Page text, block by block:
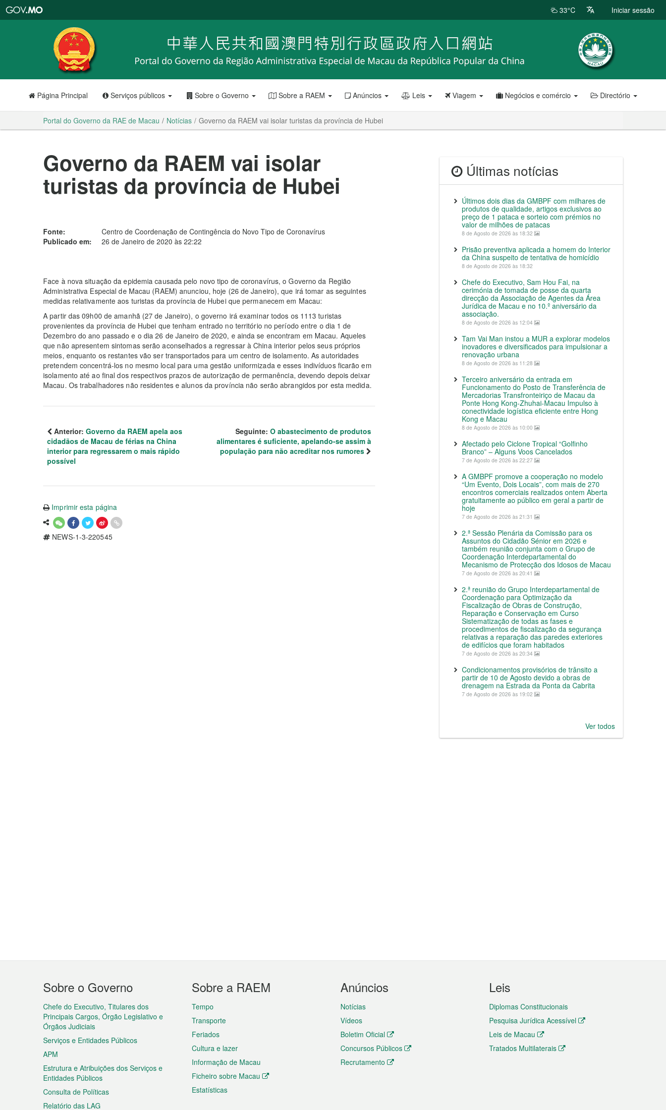
RAE
de
Macau
33°C Iniciar sessão
Página Principal Serviços públicos Sobre o Governo Sobre a RAEM Anúncios Leis Viagem Negócios e comércio Directório
Portal do Governo da RAE de Macau Notícias Governo da RAEM vai isolar turistas da província de Hubei
Governo da RAEM vai isolar
turistas da província de Hubei
Fonte:
Centro de Coordenação de Contingência do Novo Tipo de Coronavírus
Publicado em:
26 de Janeiro de 2020 às 22:22
Face à nova situação da epidemia causada pelo novo tipo de coronavírus, o Governo da Região
Administrativa Especial de Macau (RAEM) anunciou, hoje (26 de Janeiro), que irá tomar as seguintes
medidas relativamente aos turistas da província de Hubei que permanecem em Macau:
A partir das 09h00 de amanhã (27 de Janeiro), o governo irá examinar todos os 1113 turistas
provenientes da província de Hubei que tenham entrado no território no período entre o dia 1 de
Dezembro do ano passado e o dia 26 de Janeiro de 2020, e ainda se encontram em Macau. Aqueles
que não apresentem sintomas serão aconselhados a regressar à China interior pelos seus próprios
meios, enquanto os restantes vão ser transportados para um centro de isolamento. As autoridades
pretendem concentrá-los no mesmo local para uma gestão uniformizada e esses indivíduos ficarão em
isolamento até ao final dos respectivos prazos de autorização de permanência, devendo depois deixar
Macau. Os trabalhadores não residentes e alunos da província não serão abrangidos por esta medida.
Anterior: Governo da RAEM apela aos
cidadãos de Macau de férias na China
interior para regressarem o mais rápido
possível
Seguinte: O abastecimento de produtos
alimentares é suficiente, apelando-se assim à
população para não acreditar nos rumores
Imprimir esta página
NEWS-1-3-220545
Últimas notícias
Últimos dois dias da GMBPF com milhares de
produtos de qualidade, artigos exclusivos ao
preço de 1 pataca e sorteio com prémios no
valor de milhões de patacas
8 de Agosto de 2026 às 18:32
Prisão preventiva aplicada a homem do Interior
da China suspeito de tentativa de homicídio
8 de Agosto de 2026 às 18:32
Chefe do Executivo, Sam Hou Fai, na
cerimónia de tomada de posse da quarta
direcção da Associação de Agentes da Área
Jurídica de Macau e no 10.º aniversário da
associação.
8 de Agosto de 2026 às 12:04
Tam Vai Man instou a MUR a explorar modelos
inovadores e diversificados para impulsionar a
renovação urbana
8 de Agosto de 2026 às 11:28
Terceiro aniversário da entrada em
Funcionamento do Posto de Transferência de
Mercadorias Transfronteiriço de Macau da
Ponte Hong Kong-Zhuhai-Macau Impulso à
conectividade logística eficiente entre Hong
Kong e Macau
8 de Agosto de 2026 às 10:00
Afectado pelo Ciclone Tropical “Golfinho
Branco” – Alguns Voos Cancelados
7 de Agosto de 2026 às 22:27
A GMBPF promove a cooperação no modelo
“Um Evento, Dois Locais”, com mais de 270
encontros comerciais realizados ontem Aberta
gratuitamente ao público em geral a partir de
hoje
7 de Agosto de 2026 às 21:31
2.ª Sessão Plenária da Comissão para os
Assuntos do Cidadão Sénior em 2026 e
também reunião conjunta com o Grupo de
Coordenação Interdepartamental do
Mecanismo de Protecção dos Idosos de Macau
7 de Agosto de 2026 às 20:41
2.ª reunião do Grupo Interdepartamental de
Coordenação para Optimização da
Fiscalização de Obras de Construção,
Reparação e Conservação em Curso
Sistematização de todas as fases e
procedimentos de fiscalização da segurança
relativas a reparação das paredes exteriores
de edifícios que foram habitados
7 de Agosto de 2026 às 20:34
Condicionamentos provisórios de trânsito a
partir de 10 de Agosto devido a obras de
drenagem na Estrada da Ponta da Cabrita
7 de Agosto de 2026 às 19:02
Ver todos
Menu
do
rodapé
Sobre o Governo
Chefe do Executivo, Titulares dos
Principais Cargos, Órgão Legislativo e
Órgãos Judiciais
Serviços e Entidades Públicos
APM
Estrutura e Atribuições dos Serviços e
Entidades Públicos
Consulta de Políticas
Relatório das LAG
Sobre a RAEM
Tempo
Transporte
Feriados
Cultura e lazer
Informação de Macau
Ficheiro sobre Macau
Estatísticas
Anúncios
Notícias
Vídeos
Boletim Oficial
Concursos Públicos
Recrutamento
Leis
Diplomas Constitucionais
Pesquisa Jurídica Acessível
Leis de Macau
Tratados Multilaterais